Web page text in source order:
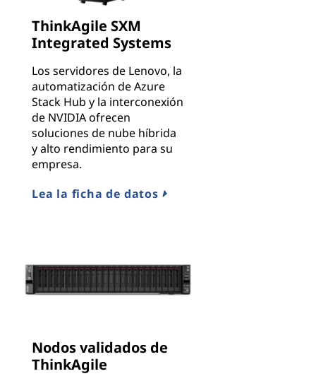
ThinkAgile SXM
Integrated Systems
Los servidores de Lenovo, la
automatización de Azure
Stack Hub y la interconexión
de NVIDIA ofrecen
soluciones de nube híbrida
y alto rendimiento para su
empresa.
Lea la ficha de datos
Nodos validados de
ThinkAgile